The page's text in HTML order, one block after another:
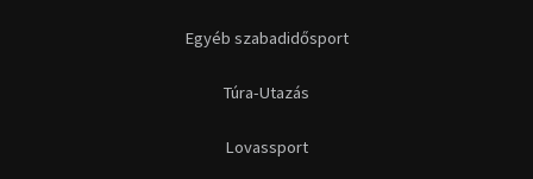
Egyéb szabadidősport
Túra-Utazás
Lovassport